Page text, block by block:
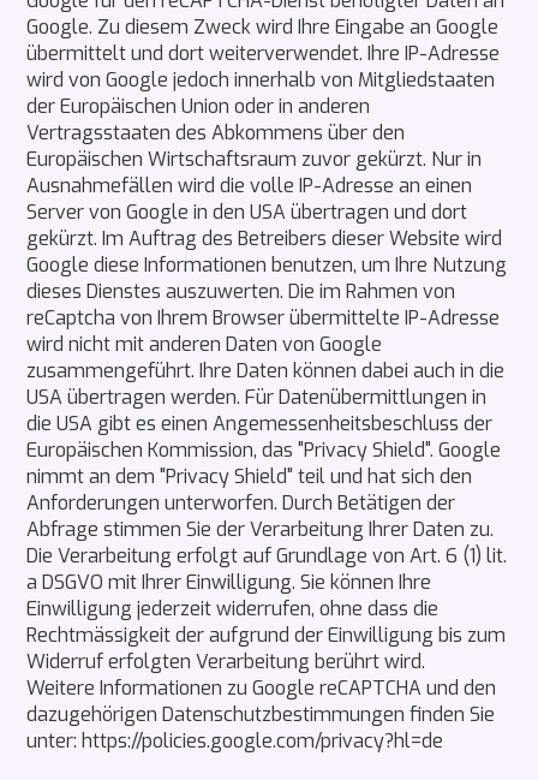
Google. Zu diesem Zweck wird Ihre Eingabe an Google
übermittelt und dort weiterverwendet. Ihre IP-Adresse
wird von Google jedoch innerhalb von Mitgliedstaaten
der Europäischen Union oder in anderen
Vertragsstaaten des Abkommens über den
Europäischen Wirtschaftsraum zuvor gekürzt. Nur in
Ausnahmefällen wird die volle IP-Adresse an einen
Server von Google in den USA übertragen und dort
gekürzt. Im Auftrag des Betreibers dieser Website wird
Google diese Informationen benutzen, um Ihre Nutzung
dieses Dienstes auszuwerten. Die im Rahmen von
reCaptcha von Ihrem Browser übermittelte IP-Adresse
wird nicht mit anderen Daten von Google
zusammengeführt. Ihre Daten können dabei auch in die
USA übertragen werden. Für Datenübermittlungen in
die USA gibt es einen Angemessenheitsbeschluss der
Europäischen Kommission, das "Privacy Shield". Google
nimmt an dem "Privacy Shield" teil und hat sich den
Anforderungen unterworfen. Durch Betätigen der
Abfrage stimmen Sie der Verarbeitung Ihrer Daten zu.
Die Verarbeitung erfolgt auf Grundlage von Art. 6 (1) lit.
a DSGVO mit Ihrer Einwilligung. Sie können Ihre
Einwilligung jederzeit widerrufen, ohne dass die
Rechtmässigkeit der aufgrund der Einwilligung bis zum
Widerruf erfolgten Verarbeitung berührt wird.
Weitere Informationen zu Google reCAPTCHA und den
dazugehörigen Datenschutzbestimmungen finden Sie
unter: https://policies.google.com/privacy?hl=de